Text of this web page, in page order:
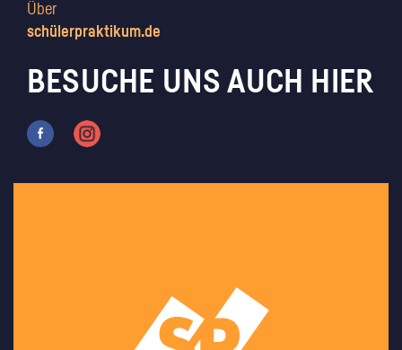
Über
schülerpraktikum.de
BESUCHE UNS AUCH HIER